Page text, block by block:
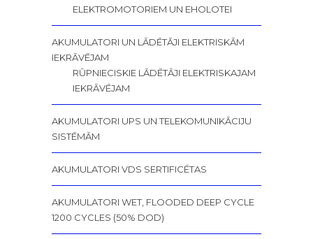
ELEKTROMOTORIEM UN EHOLOTEI
AKUMULATORI UN LĀDĒTĀJI ELEKTRISKĀM
IEKRĀVĒJAM
RŪPNIECISKIE LĀDĒTĀJI ELEKTRISKAJAM
IEKRĀVĒJAM
AKUMULATORI UPS UN TELEKOMUNIKĀCIJU
SISTĒMĀM
AKUMULATORI VDS SERTIFICĒTAS
AKUMULATORI WET, FLOODED DEEP CYCLE
1200 CYCLES (50% DOD)